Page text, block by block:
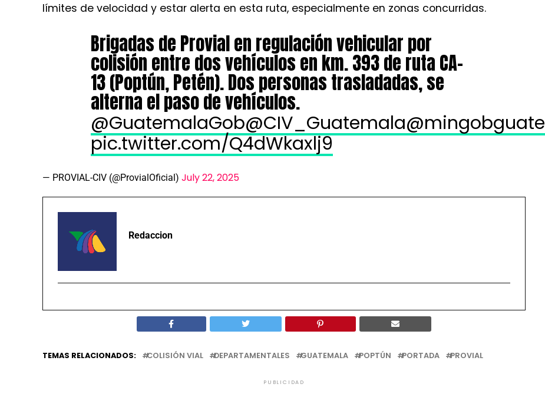
límites de velocidad y estar alerta en esta ruta, especialmente en zonas concurridas.
Brigadas de Provial en regulación vehicular por
colisión entre dos vehículos en km. 393 de ruta CA-
13 (Poptún, Petén). Dos personas trasladadas, se
alterna el paso de vehículos.
@GuatemalaGob@CIV_Guatemala@mingobguate
pic.twitter.com/Q4dWkaxlj9
— PROVIAL-CIV (@ProvialOficial) July 22, 2025
Redaccion
TEMAS RELACIONADOS: COLISIÓN VIAL DEPARTAMENTALES GUATEMALA POPTÚN PORTADA PROVIAL
PUBLICIDAD